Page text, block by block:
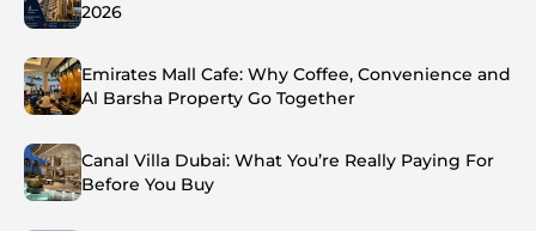
2026
Emirates Mall Cafe: Why Coffee, Convenience and
Al Barsha Property Go Together
Canal Villa Dubai: What You’re Really Paying For
Before You Buy